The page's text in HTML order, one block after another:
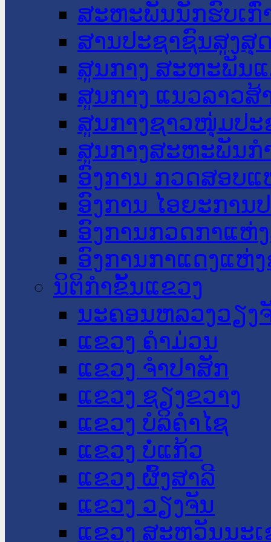
ສະຫະພັນນັກຮົບເກົ່
ສານປະຊາຊົນສູງສຸ
ສູນກາງ ສະຫະພັນ
ສູນກາງ ແນວລາວສ້
ສູນກາງຊາວໜຸ່ມປະ
ສູນກາງສະຫະພັນກ
ອົງການ ກວດສອບແ
ອົງການ ໄອຍະການ
ອົງການກວດກາແຫ່
ອົງການກາແດງແຫ່
ນິຕິກໍາຂັ້ນແຂວງ
ນະ​ຄອນ​ຫລວງວຽງ
ແຂວງ ຄໍາມ່ວນ
ແຂວງ ຈໍາປາສັກ
ແຂວງ ຊຽງຂວາງ
ແຂວງ ບໍລິຄໍາໄຊ
ແຂວງ ບໍ່ແກ້ວ
ແຂວງ ຜົ້ງສາລີ
ແຂວງ ວຽງຈັນ
ແຂວງ ສະຫວັນນະ